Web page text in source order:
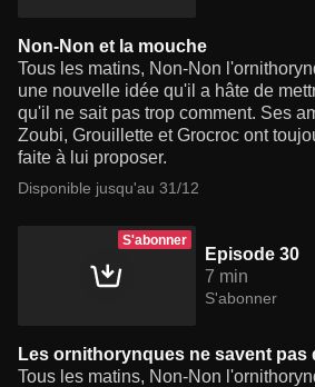
Non-Non et la mouche
Tous les matins, Non-Non
une nouvelle idée qu'il a hâte de
qu'il ne sait pas trop comment. Ses
Zoubi, Grouillette et Grocroc ont
faite à lui proposer.
Disponible jusqu'au 31/12
S'abonner
Episode 30
7 min
S'abonner
Les ornithorynques ne savent pas
Tous les matins, Non-Non